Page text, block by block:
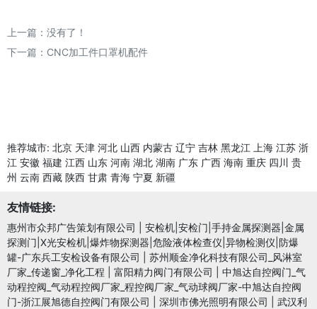
上一篇：没有了！
下一篇： CNC加工件口罩机配件
推荐城市: 北京 天津 河北 山西 内蒙古 辽宁 吉林 黑龙江 上海 江苏 浙
江 安徽 福建 江西 山东 河南 湖北 湖南 广东 广西 海南 重庆 四川 贵
州 云南 西藏 陕西 甘肃 青海 宁夏 新疆
友情链接:
惠州市众邦广告策划有限公司
安检机|安检门|手持金属探测器|金属
探测门|X光安检机|爆炸物探测器|危险液体检查仪|异物检测仪|防爆
罐-广东兵工安检设备有限公司
苏州顺金净化科技有限公司_风淋室
厂家_传递窗_净化工程
富阳精力阀门有限公司
中旭达自控阀门_气
动程控阀_气动程控阀厂家_程控阀厂家_气动球阀厂家-中旭达自控阀
门-浙江展旭德自控阀门有限公司
深圳市佛光照明有限公司
武汉利